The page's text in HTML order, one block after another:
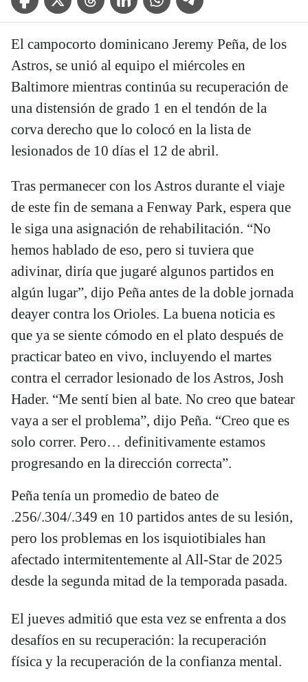
El campocorto dominicano Jeremy Peña, de los
Astros, se unió al equipo el miércoles en
Baltimore mientras continúa su recuperación de
una distensión de grado 1 en el tendón de la
corva derecho que lo colocó en la lista de
lesionados de 10 días el 12 de abril.
Tras permanecer con los Astros durante el viaje
de este fin de semana a Fenway Park, espera que
le siga una asignación de rehabilitación. “No
hemos hablado de eso, pero si tuviera que
adivinar, diría que jugaré algunos partidos en
algún lugar”, dijo Peña antes de la doble jornada
deayer contra los Orioles. La buena noticia es
que ya se siente cómodo en el plato después de
practicar bateo en vivo, incluyendo el martes
contra el cerrador lesionado de los Astros, Josh
Hader. “Me sentí bien al bate. No creo que batear
vaya a ser el problema”, dijo Peña. “Creo que es
solo correr. Pero… definitivamente estamos
progresando en la dirección correcta”.
Peña tenía un promedio de bateo de
.256/.304/.349 en 10 partidos antes de su lesión,
pero los problemas en los isquiotibiales han
afectado intermitentemente al All-Star de 2025
desde la segunda mitad de la temporada pasada.
El jueves admitió que esta vez se enfrenta a dos
desafíos en su recuperación: la recuperación
física y la recuperación de la confianza mental.